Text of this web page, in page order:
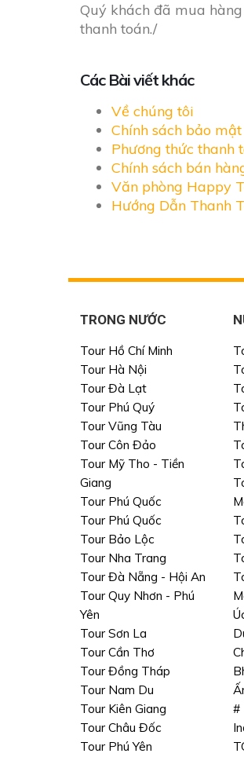
Quý khách đã mua
thanh toán./
Các Bài viết khác
Về chúng tôi
Chính sách bảo mật
Phương thức thanh
Chính sách bán
Văn phòng Happy
Hướng Dẫn Thanh
TRONG NƯỚC
Tour Hồ Chí Minh
Tour Hà Nội
Tour Đà Lạt
Tour Phú Quý
Tour Vũng Tàu
Tour Côn Đảo
Tour Mỹ Tho - Tiền
Giang
Tour Phú Quốc
Tour Phú Quốc
Tour Bảo Lộc
Tour Nha Trang
Tour Đà Nẵng - Hội An
Tour Quy Nhơn - Phú
Yên
Tour Sơn La
Tour Cần Thơ
Tour Đồng Tháp
Tour Nam Du
Tour Kiên Giang
Tour Châu Đốc
Tour Phú Yên
#